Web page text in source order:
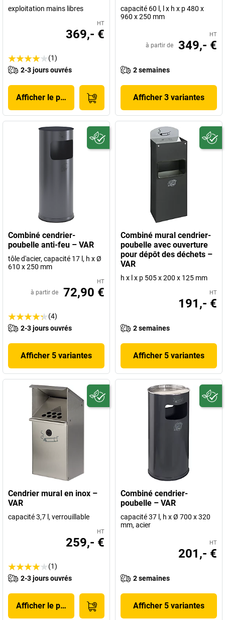
exploitation mains libres
HT
369,- €
(1)
2-3 jours ouvrés
Afficher le produit
capacité 60 l, l x h x p 480 x
960 x 250 mm
HT
à partir de 349,- €
2 semaines
Afficher 3 variantes
Combiné cendrier-
poubelle anti-feu – VAR
tôle d'acier, capacité 17 l, h x Ø
610 x 250 mm
HT
à partir de 72,90 €
(4)
2-3 jours ouvrés
Afficher 5 variantes
Combiné mural cendrier-
poubelle avec ouverture
pour dépôt des déchets –
VAR
h x l x p 505 x 200 x 125 mm
HT
191,- €
2 semaines
Afficher 5 variantes
Cendrier mural en inox –
VAR
capacité 3,7 l, verrouillable
HT
259,- €
(1)
2-3 jours ouvrés
Afficher le produit
Combiné cendrier-
poubelle – VAR
capacité 37 l, h x Ø 700 x 320
mm, acier
HT
201,- €
2 semaines
Afficher 5 variantes